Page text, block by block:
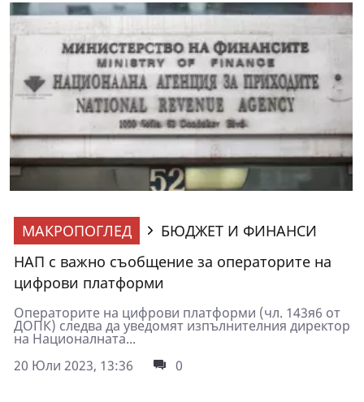
МАКРОПОГЛЕД
БЮДЖЕТ И ФИНАНСИ
НАП с важно съобщение за операторите на
цифрови платформи
Операторите на цифрови платформи (чл. 143я6 от
ДОПК) следва да уведомят изпълнителния директор
на Националната...
20 Юли 2023, 13:36
0